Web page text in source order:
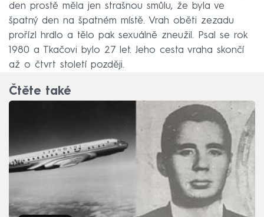
den prostě měla jen strašnou smůlu, že byla ve
špatný den na špatném místě. Vrah oběti zezadu
prořízl hrdlo a tělo pak sexuálně zneužil. Psal se rok
1980 a Tkačovi bylo 27 let. Jeho cesta vraha skončí
až o čtvrt století později.
Čtěte také